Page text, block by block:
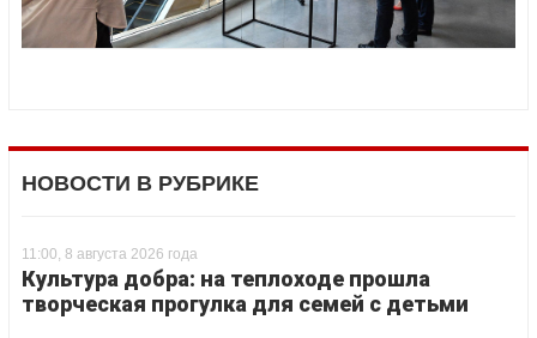
НОВОСТИ В РУБРИКЕ
11:00, 8 августа 2026 года
Культура добра: на теплоходе прошла
творческая прогулка для семей с детьми